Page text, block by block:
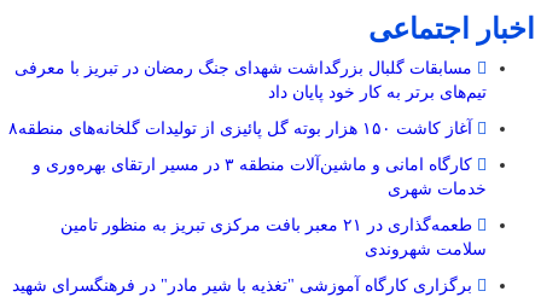
اخبار اجتماعی
مسابقات گلبال بزرگداشت شهدای جنگ رمضان در تبریز با معرفی
تیم‌های برتر به کار خود پایان داد
آغاز کاشت ۱۵۰ هزار بوته گل پائیزی از تولیدات گلخانه‌های منطقه۸
کارگاه امانی و ماشین‌آلات منطقه ۳ در مسیر ارتقای بهره‌وری و
خدمات شهری
طعمه‌گذاری در ۲۱ معبر بافت مرکزی تبریز به منظور تامین
سلامت شهروندی
برگزاری کارگاه آموزشی "تغذیه با شیر مادر" در فرهنگسرای شهید